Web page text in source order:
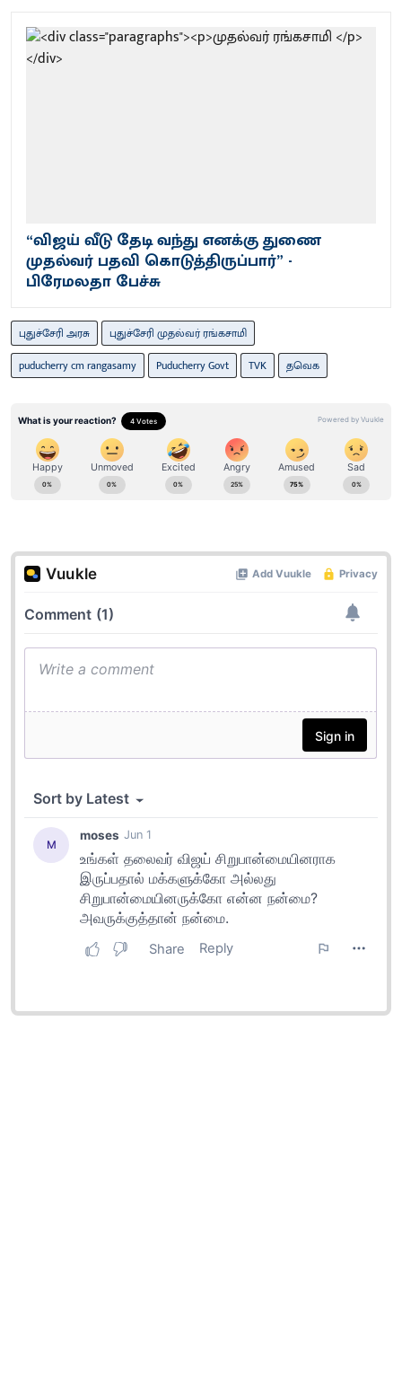
“விஜய் வீடு தேடி வந்து எனக்கு துணை
முதல்வர் பதவி கொடுத்திருப்பார்” -
பிரேமலதா பேச்சு
புதுச்சேரி அரசு
புதுச்சேரி முதல்வர் ரங்கசாமி
puducherry cm rangasamy
Puducherry Govt TVK தவெக